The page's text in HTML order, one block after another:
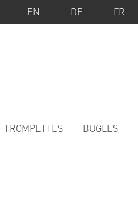
EN DE FR
TROMPETTES BUGLES